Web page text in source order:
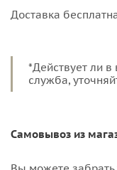
Доставка
*Действует ли
служба,
Самовывоз из